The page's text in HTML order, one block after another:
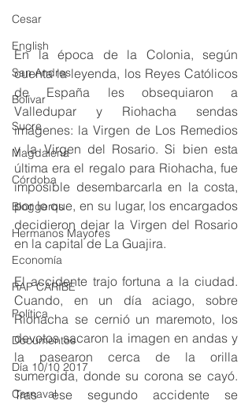
Cesar
English
San Andres
Bolívar
Sucre
Magdalena
Córdoba
Bloggeros
Hermanos Mayores
Economía
RAP CARIBE
Política
Documentos
Día 10/10 2017
Carnaval
En la época de la Colonia, según
cuenta la leyenda, los Reyes Católicos
de España les obsequiaron a
Valledupar y Riohacha sendas
imágenes: la Virgen de Los Remedios
y la Virgen del Rosario. Si bien esta
última era el regalo para Riohacha, fue
imposible desembarcarla en la costa,
por lo que, en su lugar, los encargados
decidieron dejar la Virgen del Rosario
en la capital de La Guajira.
El accidente trajo fortuna a la ciudad.
Cuando, en un día aciago, sobre
Riohacha se cernió un maremoto, los
devotos sacaron la imagen en andas y
la pasearon cerca de la orilla
sumergida, donde su corona se cayó.
Tras ese segundo accidente se